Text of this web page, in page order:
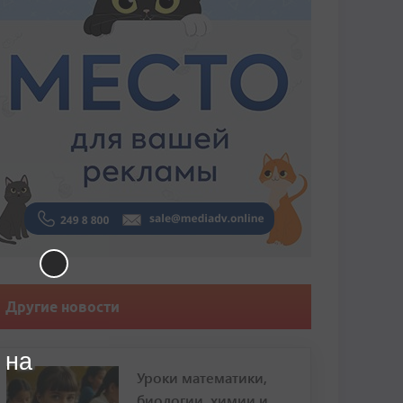
Другие новости
Уроки математики,